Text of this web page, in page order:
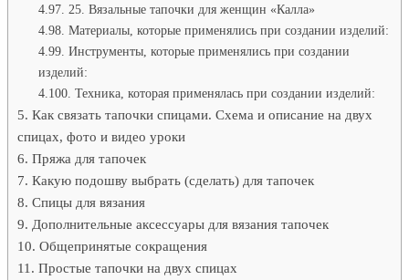
25. Вязальные тапочки для женщин «Калла»
Материалы, которые применялись при создании изделий:
Инструменты, которые применялись при создании
изделий:
Техника, которая применялась при создании изделий:
Как связать тапочки спицами. Схема и описание на двух
спицах, фото и видео уроки
Пряжа для тапочек
Какую подошву выбрать (сделать) для тапочек
Спицы для вязания
Дополнительные аксессуары для вязания тапочек
Общепринятые сокращения
Простые тапочки на двух спицах